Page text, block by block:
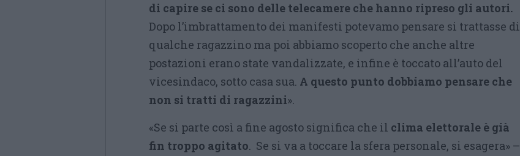
di capire se ci sono delle telecamere che hanno ripreso gli autori.
Dopo l’imbrattamento dei manifesti potevamo pensare si trattasse di
qualche ragazzino ma poi abbiamo scoperto che anche altre
postazioni erano state vandalizzate, e infine è toccato all’auto del
vicesindaco, sotto casa sua. A questo punto dobbiamo pensare che
non si tratti di ragazzini».
«Se si parte così a fine agosto significa che il clima elettorale è già
fin troppo agitato. Se si va a toccare la sfera personale, si esagera» –